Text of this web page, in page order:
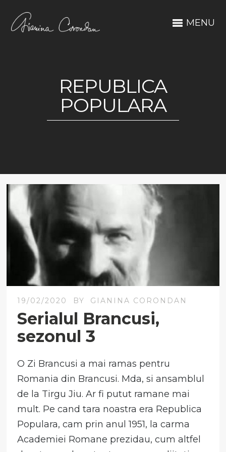
MENU
REPUBLICA
POPULARA
19/02/2020 BY GIANINA CORONDAN
Serialul Brancusi,
sezonul 3
O Zi Brancusi a mai ramas pentru
Romania din Brancusi. Mda, si ansamblul
de la Tirgu Jiu. Ar fi putut ramane mai
mult. Pe cand tara noastra era Republica
Populara, cam prin anul 1951, la carma
Academiei Romane prezidau, cum altfel